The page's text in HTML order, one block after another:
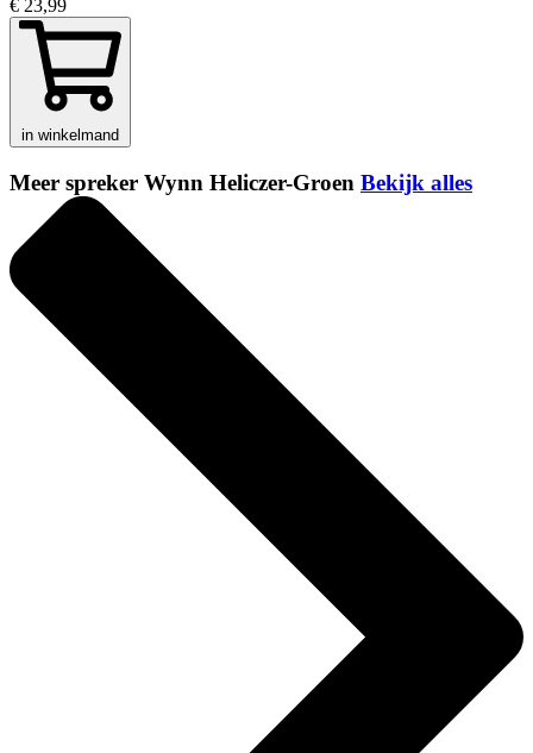
€ 23,99
in winkelmand
Meer spreker Wynn Heliczer-Groen Bekijk alles